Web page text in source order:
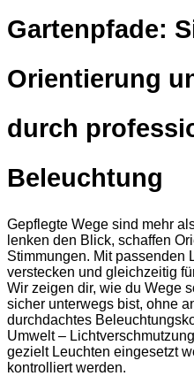
Gartenpfade:
Orientierung
durch
Beleuchtung
Gepflegte Wege sind mehr
lenken den Blick, schaffen
Stimmungen. Mit passenden
verstecken und gleichzeitig
Wir zeigen dir, wie du Wege
sicher unterwegs bist, ohne
durchdachtes
Umwelt –
gezielt Leuchten eingesetzt
kontrolliert werden.